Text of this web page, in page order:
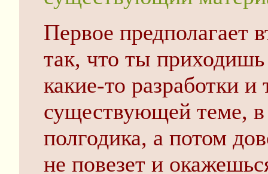
Первое предполагает
так, что ты
какие-то разработки
существующей теме,
полгодика, а потом
не повезет и